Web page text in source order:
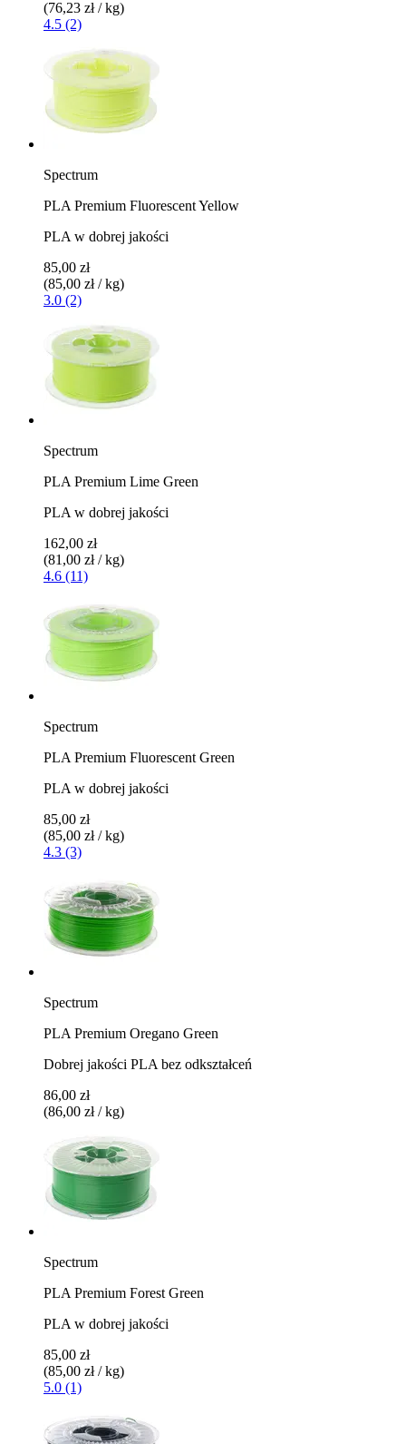
(76,23 zł / kg)
4.5 (2)
Spectrum
PLA Premium Fluorescent Yellow
PLA w dobrej jakości
85,00 zł
(85,00 zł / kg)
3.0 (2)
Spectrum
PLA Premium Lime Green
PLA w dobrej jakości
162,00 zł
(81,00 zł / kg)
4.6 (11)
Spectrum
PLA Premium Fluorescent Green
PLA w dobrej jakości
85,00 zł
(85,00 zł / kg)
4.3 (3)
Spectrum
PLA Premium Oregano Green
Dobrej jakości PLA bez odkształceń
86,00 zł
(86,00 zł / kg)
Spectrum
PLA Premium Forest Green
PLA w dobrej jakości
85,00 zł
(85,00 zł / kg)
5.0 (1)